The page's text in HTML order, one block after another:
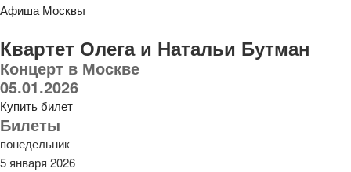
Афиша Москвы
Квартет Олега и Натальи Бутман
Концерт в Москве
05.01.2026
Купить билет
Билеты
понедельник
5 января 2026